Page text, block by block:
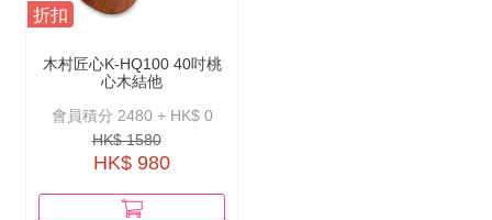
折扣
木村匠心K-HQ100 40吋桃
心木結他
會員積分 2480 + HK$ 0
HK$ 1580
HK$ 980